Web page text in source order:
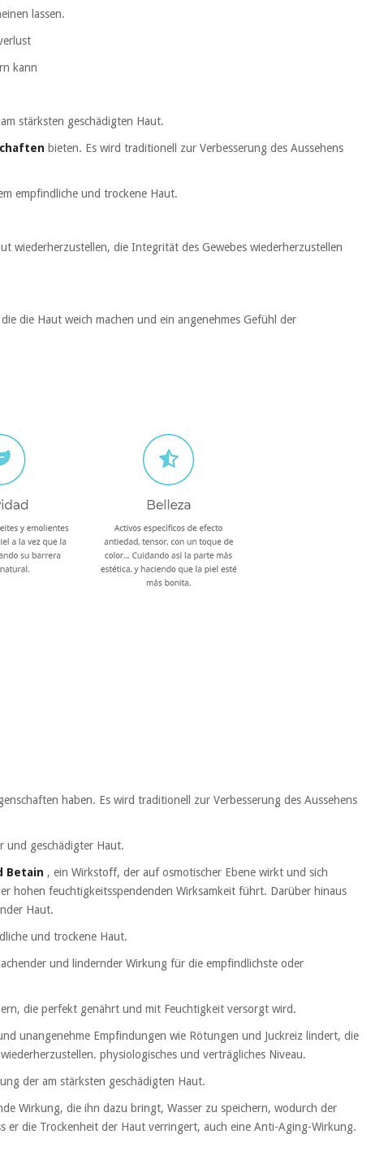
lassen.
kann
stärksten geschädigten Haut.
bieten. Es wird traditionell zur Verbesserung des Aussehens
empfindliche und trockene Haut.
wiederherzustellen, die Integrität des Gewebes wiederherzustellen
die Haut weich machen und ein angenehmes Gefühl der
haben. Es wird traditionell zur Verbesserung des Aussehens
und geschädigter Haut.
Betain , ein Wirkstoff, der auf osmotischer Ebene wirkt und sich
hohen feuchtigkeitsspendenden Wirksamkeit führt. Darüber hinaus
Haut.
und trockene Haut.
und lindernder Wirkung für die empfindlichste oder
die perfekt genährt und mit Feuchtigkeit versorgt wird.
unangenehme Empfindungen wie Rötungen und Juckreiz lindert, die
physiologisches und verträgliches Niveau.
der am stärksten geschädigten Haut.
Wirkung, die ihn dazu bringt, Wasser zu speichern, wodurch der
er die Trockenheit der Haut verringert, auch eine Anti-Aging-Wirkung.